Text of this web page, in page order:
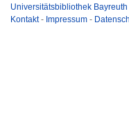
Universitätsbibliothek Bayreuth
Kontakt- Impressum -